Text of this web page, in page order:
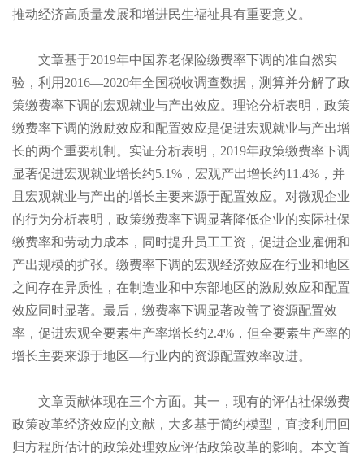
推动经济高质量发展和增进民生福祉具有重要意义。
文章基于2019年中国养老保险缴费率下调的准自然实
验，利用2016—2020年全国税收调查数据，测算并分解了政
策缴费率下调的宏观就业与产出效应。理论分析表明，政策
缴费率下调的激励效应和配置效应是促进宏观就业与产出增
长的两个重要机制。实证分析表明，2019年政策缴费率下调
显著促进宏观就业增长约5.1%，宏观产出增长约11.4%，并
且宏观就业与产出的增长主要来源于配置效应。对微观企业
的行为分析表明，政策缴费率下调显著降低企业的实际社保
缴费率和劳动力成本，同时提升员工工资，促进企业雇佣和
产出规模的扩张。缴费率下调的宏观经济效应在行业和地区
之间存在异质性，在制造业和中东部地区的激励效应和配置
效应同时显著。最后，缴费率下调显著改善了资源配置效
率，促进宏观全要素生产率增长约2.4%，但全要素生产率的
增长主要来源于地区—行业内的资源配置效率改进。
文章贡献体现在三个方面。其一，现有的评估社保缴费
政策改革经济效应的文献，大多基于简约模型，直接利用回
归方程所估计的政策处理效应评估政策改革的影响。本文首